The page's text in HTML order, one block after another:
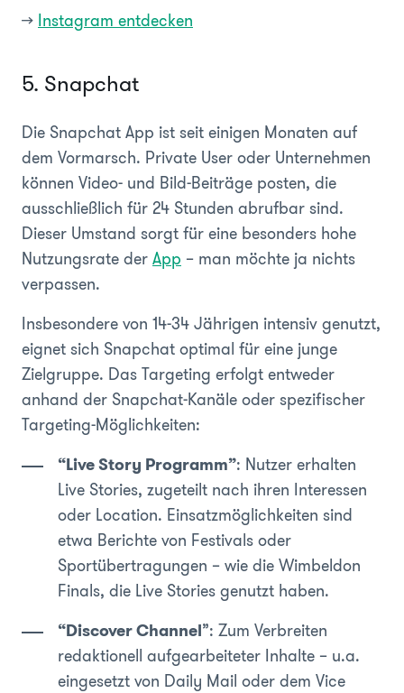
>> Instagram entdecken
5. Snapchat
Die Snapchat App ist seit einigen Monaten auf
dem Vormarsch. Private User oder Unternehmen
können Video- und Bild-Beiträge posten, die
ausschließlich für 24 Stunden abrufbar sind.
Dieser Umstand sorgt für eine besonders hohe
Nutzungsrate derApp – man möchte ja nichts
verpassen.
Insbesondere von 14-34 Jährigen intensiv genutzt,
eignet sich Snapchat optimal für eine junge
Zielgruppe. Das Targeting erfolgt entweder
anhand der Snapchat-Kanäle oder spezifischer
Targeting-Möglichkeiten:
“Live Story Programm”: Nutzer erhalten
Live Stories, zugeteilt nach ihren Interessen
oder Location. Einsatzmöglichkeiten sind
etwa Berichte von Festivals oder
Sportübertragungen – wie die Wimbeldon
Finals, die Live Stories genutzt haben.
“Discover Channel”: Zum Verbreiten
redaktionell aufgearbeiteter Inhalte – u.a.
eingesetzt von Daily Mail oder dem Vice